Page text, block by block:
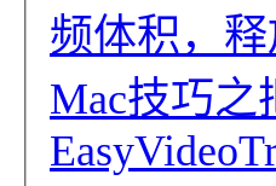
频体积，
Mac技巧